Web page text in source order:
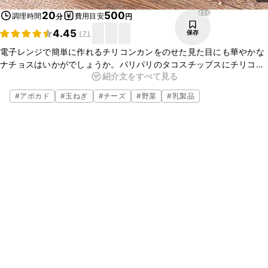
調理時間 20分 費用目安500円
4.45 (7)
450
保存
電子レンジで簡単に作れるチリコンカンをのせた見た目にも華やかな
ナチョスはいかがでしょうか。パリパリのタコスチップスにチリコン
カンと、チーズの相性が抜群です。アボカドとミニトマトを合わせる
ことでボリュームも出ますし、色々な味を楽しめます。お酒のおつま
みやパーティーにおすすめです。
紹介文をすべて見る
#アボカド #玉ねぎ #チーズ #野菜 #乳製品